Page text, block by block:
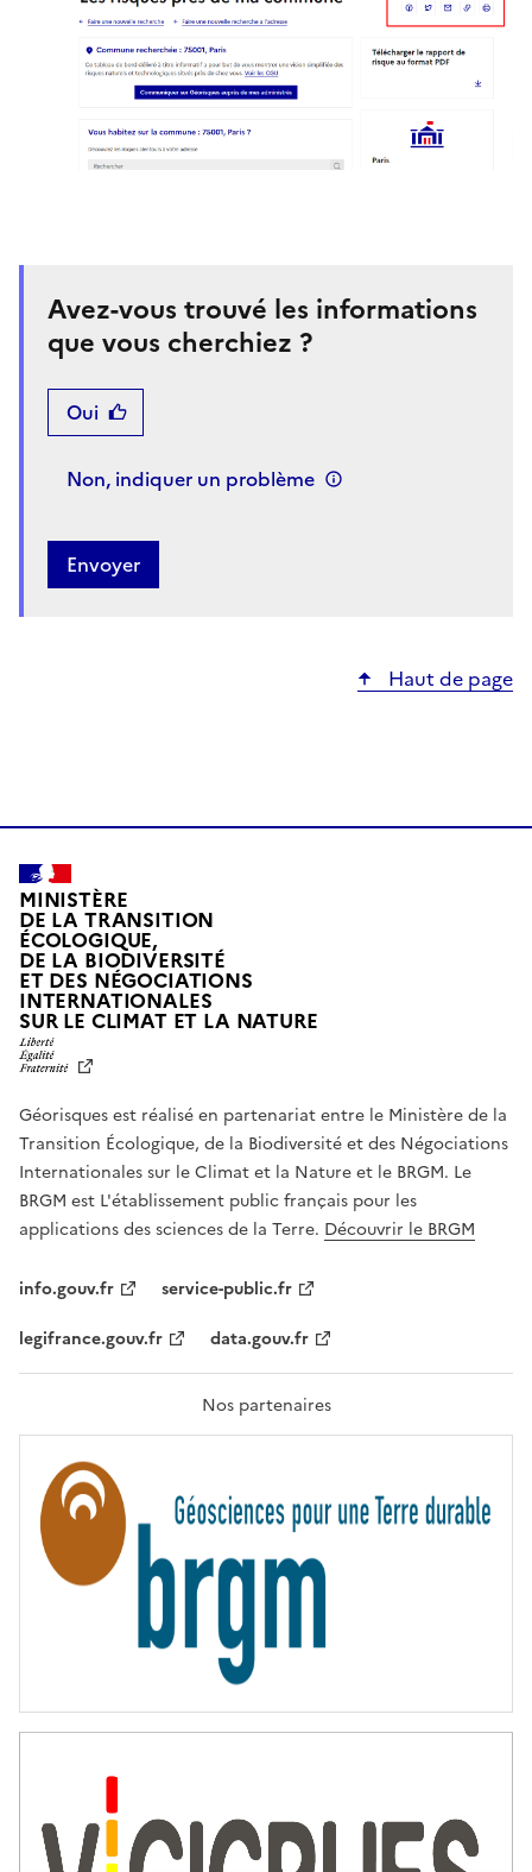
Avez-vous trouvé les informations
que vous cherchiez ?
Oui
Non, indiquer un problème
Haut de page
MINISTÈRE
DE LA TRANSITION
ÉCOLOGIQUE,
DE LA BIODIVERSITÉ
ET DES NÉGOCIATIONS
INTERNATIONALES
SUR LE CLIMAT ET LA NATUREL
T
É
,
É
G
A
L
F
A
T
R
T
É
Géorisques est réalisé en partenariat entre le Ministère de la
Transition Écologique, de la Biodiversité et des Négociations
Internationales sur le Climat et la Nature et le BRGM. Le
BRGM est L'établissement public français pour les
applications des sciences de la Terre. Découvrir le BRGM
info.gouv.fr
service-public.fr
legifrance.gouv.fr
data.gouv.fr
Nos partenaires